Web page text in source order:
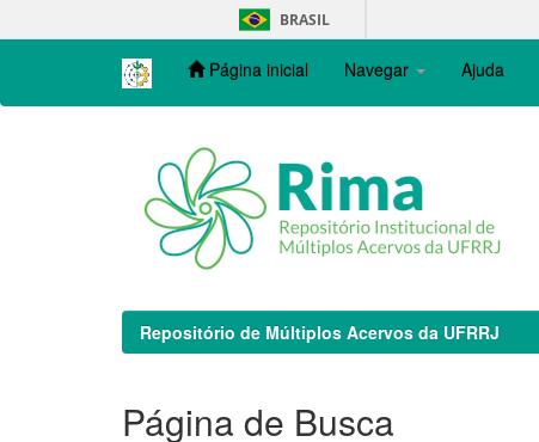
navigation
BRASIL
Página inicial Navegar Ajuda
Repositório de Múltiplos Acervos da UFRRJ
Página de Busca